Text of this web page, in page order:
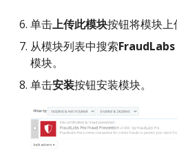
单击上传此模块按钮将模块上
从模块列表中搜索
模块。
单击安装按钮安装模块。